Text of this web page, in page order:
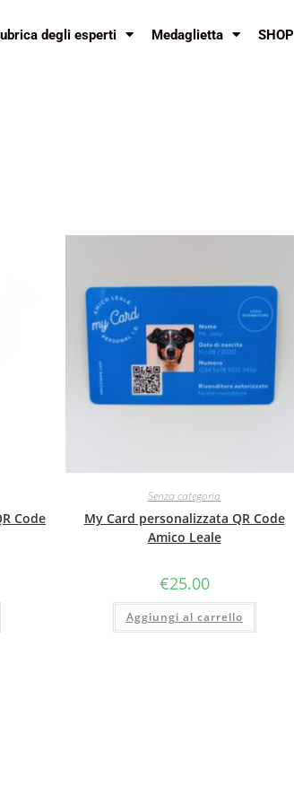
degli esperti Medaglietta SHOP
Code
Senza categoria
My Card personalizzata QR Code
Amico Leale
€25.00
Aggiungi al carrello